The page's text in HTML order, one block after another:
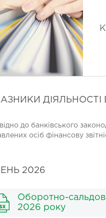
ДІЯЛЬНОСТІ
до банківського
осіб фінансову
2026
Оборотно-
2026 року